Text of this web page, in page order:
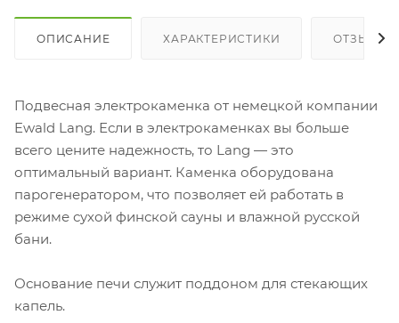
ОПИСАНИЕ ХАРАКТЕРИСТИКИ ОТЗЫВЫ
Подвесная электрокаменка от немецкой компании
Ewald Lang. Если в электрокаменках вы больше
всего цените надежность, то Lang — это
оптимальный вариант. Каменка оборудована
парогенератором, что позволяет ей работать в
режиме сухой финской сауны и влажной русской
бани.
Основание печи служит поддоном для стекающих
капель.